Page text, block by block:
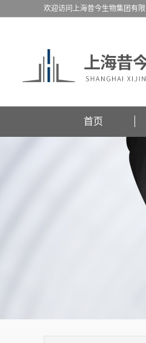
欢迎访问上海昔今生物集团有限
首页